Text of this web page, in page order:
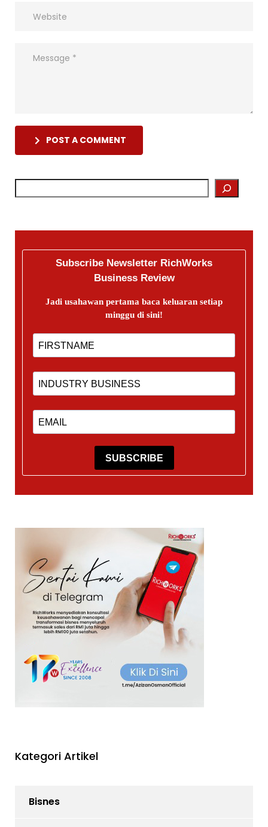
POST A COMMENT
Subscribe Newsletter RichWorks
Business Review
Jadi usahawan pertama baca keluaran setiap
minggu di sini!
SUBSCRIBE
Kategori Artikel
Bisnes